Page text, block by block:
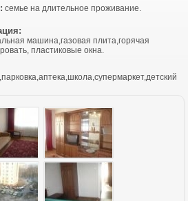
семье на длительное проживание.
машина,газовая плита,горячая
пластиковые окна.